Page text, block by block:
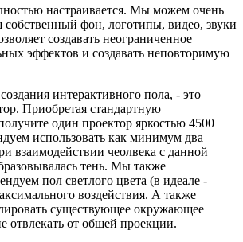
настраивается. Мы можем очень
собственный фон, логотипы, видео, звуки
создавать неограниченное
эффектов и создавать неповторимую
интерактивного пола, - это
Приобретая стандартную
один проектор яркостью 4500
использовать как минимум два
взаимодействии чеолвека с данной
тень. Мы также
пол светлого цвета (в идеале -
воздействия. А также
существующее окружающее
отвлекать от общей проекции.